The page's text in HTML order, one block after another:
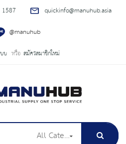
quickinfo@manuhub.asia
@manuhub
บ สมัครสมาชิกใหม่
All Categories